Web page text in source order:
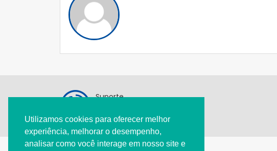
Utilizamos cookies para oferecer melhor
experiência, melhorar o desempenho,
analisar como você interage em nosso site e
Suporte
pediatria@spsp.org.br